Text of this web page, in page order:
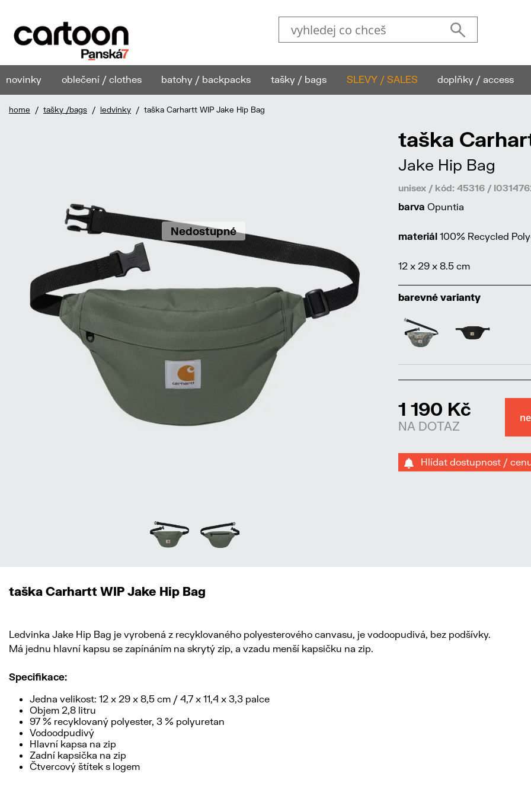
novinky oblečení / clothes batohy / backpacks tašky / bags SLEVY / SALES doplňky / access
home / tašky /bags / ledvinky / taška Carhartt WIP Jake Hip Bag
Nedostupné
taška
Jake Hip Bag
unisex / kód: 45316 /
barva Opuntia
materiál 100% Recycled
12 x 29 x 8.5 cm
barevné varianty
1 190 Kč
NA DOTAZ
Hlídat dostupnost /
taška Carhartt WIP Jake Hip Bag
Ledvinka Jake Hip Bag je vyrobená z recyklovaného polyesterového canvasu, je vodoopudivá, bez podšívky.
Má jednu hlavní kapsu se zapínáním na skrytý zip, a vzadu menší kapsičku na zip.
Specifikace:
Jedna velikost: 12 x 29 x 8,5 cm / 4,7 x 11,4 x 3,3 palce
Objem 2,8 litru
97 % recyklovaný polyester, 3 % polyuretan
Vodoodpudivý
Hlavní kapsa na zip
Zadní kapsička na zip
Čtvercový štítek s logem